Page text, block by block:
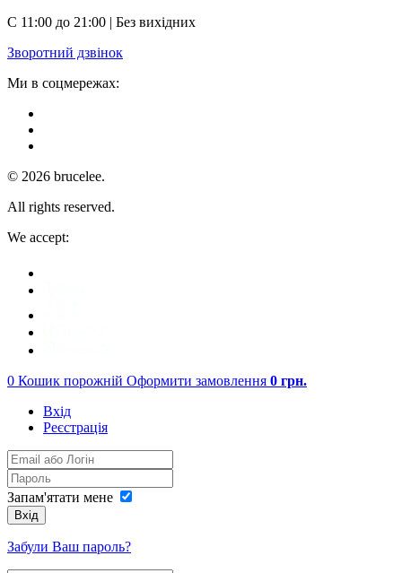
С 11:00 до 21:00 | Без вихідних
Зворотний дзвінок
Ми в соцмережах:
© 2026 brucelee.
All rights reserved.
We accept:
0 Кошик порожній Оформити замовлення 0 грн.
Вхід
Реєстрація
Запам'ятати мене
Вхід
Забули Ваш пароль?